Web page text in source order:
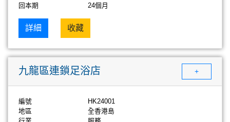
回本期
24個月
詳細 收藏
九龍區連鎖足浴店 +
編號
HK24001
地區
全香港島